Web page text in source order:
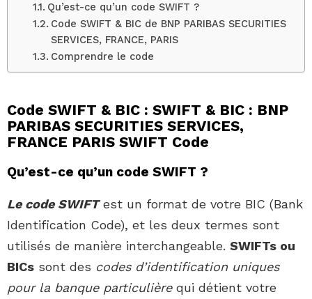
Qu’est-ce qu’un code SWIFT ?
Code SWIFT & BIC de BNP PARIBAS SECURITIES
SERVICES, FRANCE, PARIS
Comprendre le code
Code SWIFT & BIC : SWIFT & BIC : BNP
PARIBAS SECURITIES SERVICES,
FRANCE PARIS SWIFT Code
Qu’est-ce qu’un code SWIFT ?
Le code SWIFTest un format de votre BIC (Bank
Identification Code), et les deux termes sont
utilisés de manière interchangeable. SWIFTs ou
BICs sont des codes d’identification uniques
pour la banque particulière qui détient votre